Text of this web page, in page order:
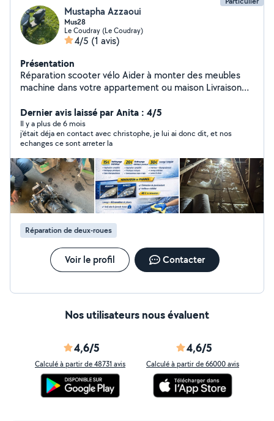
Mustapha Azzaoui
Mus28
Le Coudray (Le Coudray)
4/5 (1 avis)
Présentation
Réparation scooter vélo Aider à monter des meubles
machine dans votre appartement ou maison Livraison
Nettoyage voiture Rénovation de phare
Dernier avis laissé par Anita : 4/5
Il y a plus de 6 mois
j'était déja en contact avec christophe, je lui ai donc dit, et nos
echanges ce sont arreter la
Réparation de deux-roues
Voir le profil Contacter
Nos utilisateurs nous évaluent
4,6/5
Calculé à partir de 48731 avis
4,6/5
Calculé à partir de 66000 avis